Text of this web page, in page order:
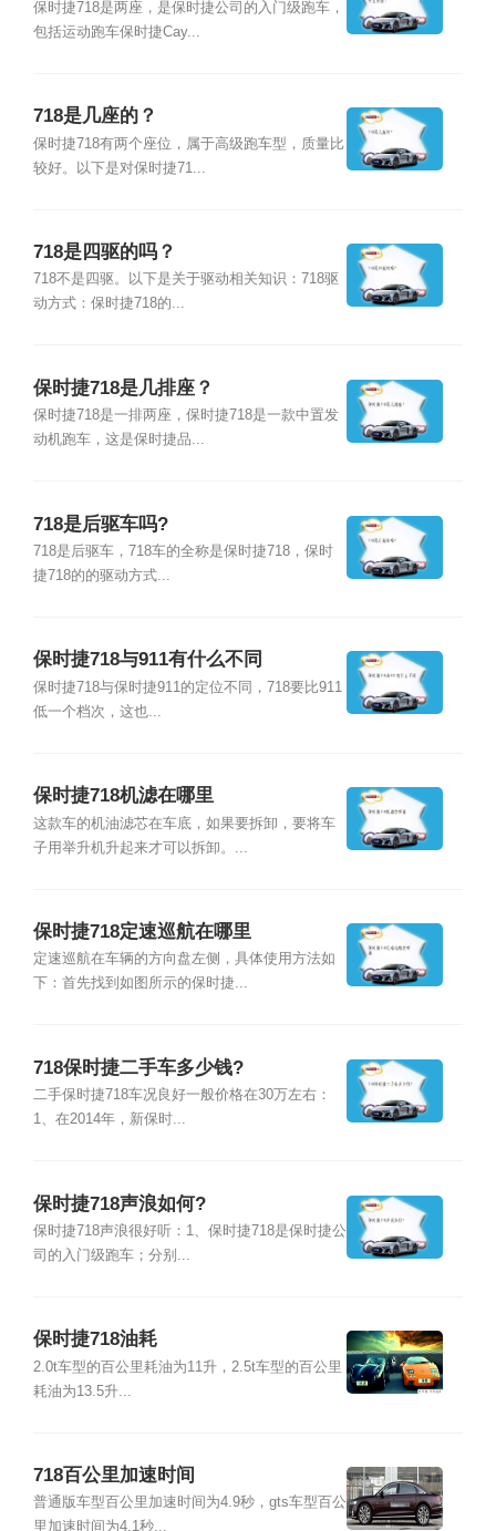
保时捷718是两座，是保时捷公司的入门级跑车，
包括运动跑车保时捷Cay...
718是几座的？
保时捷718有两个座位，属于高级跑车型，质量比
较好。以下是对保时捷71...
718是四驱的吗？
718不是四驱。以下是关于驱动相关知识：718驱
动方式：保时捷718的...
保时捷718是几排座？
保时捷718是一排两座，保时捷718是一款中置发
动机跑车，这是保时捷品...
718是后驱车吗?
718是后驱车，718车的全称是保时捷718，保时
捷718的的驱动方式...
保时捷718与911有什么不同
保时捷718与保时捷911的定位不同，718要比911
低一个档次，这也...
保时捷718机滤在哪里
这款车的机油滤芯在车底，如果要拆卸，要将车
子用举升机升起来才可以拆卸。...
保时捷718定速巡航在哪里
定速巡航在车辆的方向盘左侧，具体使用方法如
下：首先找到如图所示的保时捷...
718保时捷二手车多少钱?
二手保时捷718车况良好一般价格在30万左右：
1、在2014年，新保时...
保时捷718声浪如何?
保时捷718声浪很好听：1、保时捷718是保时捷公
司的入门级跑车；分别...
保时捷718油耗
2.0t车型的百公里耗油为11升，2.5t车型的百公里
耗油为13.5升...
718百公里加速时间
普通版车型百公里加速时间为4.9秒，gts车型百公
里加速时间为4.1秒...